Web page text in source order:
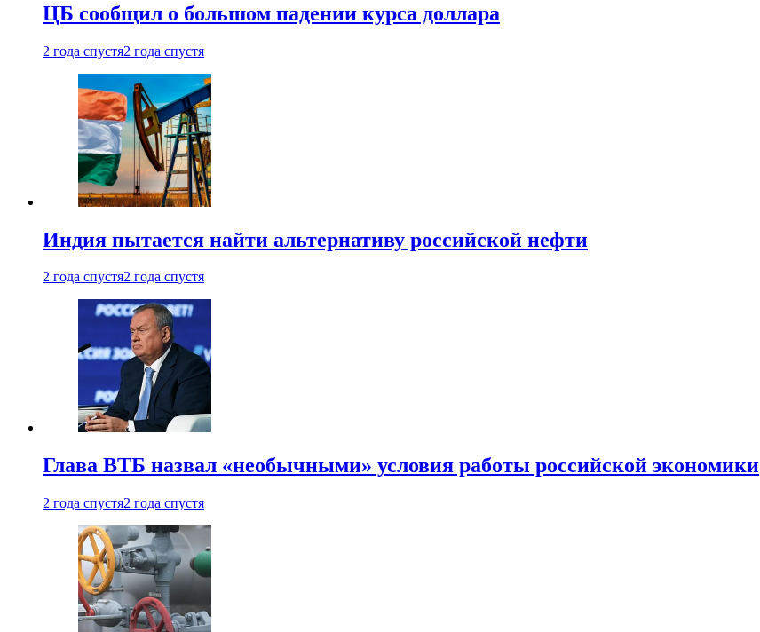
ЦБ сообщил о большом падении курса доллара
2 года спустя2 года спустя
Индия пытается найти альтернативу российской нефти
2 года спустя2 года спустя
Глава ВТБ назвал «необычными» условия работы российской экономики
2 года спустя2 года спустя